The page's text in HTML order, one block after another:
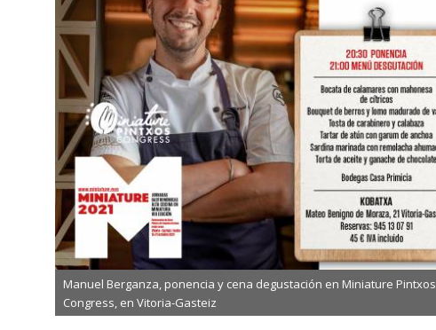
Manuel Berganza, ponencia y cena degustación en Miniature Pintxos
Congress, en Vitoria-Gasteiz